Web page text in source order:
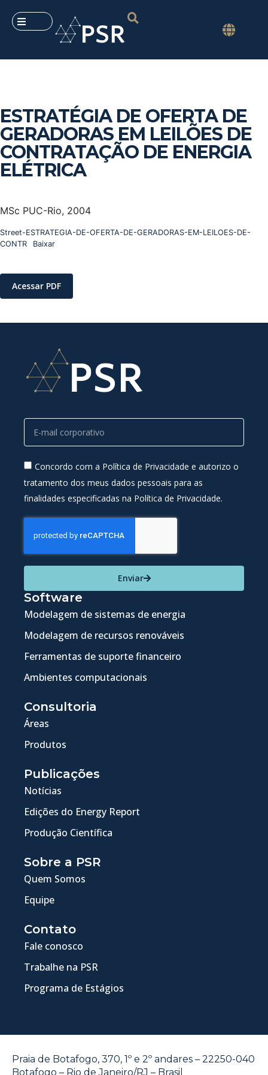
ESTRATÉGIA DE OFERTA DE
GERADORAS EM LEILÕES DE
CONTRATAÇÃO DE ENERGIA
ELÉTRICA
MSc PUC-Rio, 2004
Street-ESTRATEGIA-DE-OFERTA-DE-GERADORAS-EM-LEILOES-DE-
CONTR
Baixar
Acessar PDF
Concordo com a Política de Privacidade e autorizo o
tratamento dos meus dados pessoais para as
finalidades especificadas na Política de Privacidade.
Enviar
Software
Modelagem de sistemas de energia
Modelagem de recursos renováveis
Ferramentas de suporte financeiro
Ambientes computacionais
Consultoria
Áreas
Produtos
Publicações
Notícias
Edições do Energy Report
Produção Científica
Sobre a PSR
Quem Somos
Equipe
Contato
Fale conosco
Trabalhe na PSR
Programa de Estágios
Praia de Botafogo, 370, 1º e 2º andares – 22250-040
Botafogo – Rio de Janeiro/RJ – Brasil